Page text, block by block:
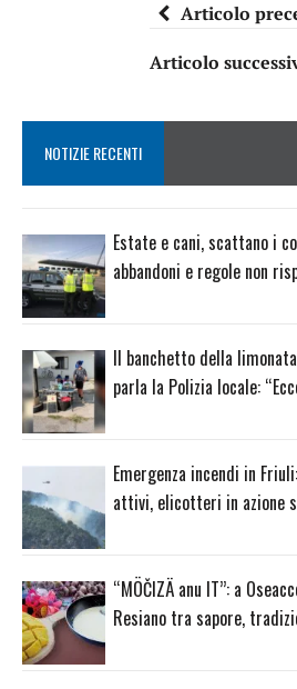
Articolo
Articolo
NOTIZIE RECENTI
Estate e cani, scattano i
abbandoni e regole non
Il banchetto della
parla la Polizia locale:
Emergenza incendi in
attivi, elicotteri in azione
“MÖČIZÄ anu IT”: a
Resiano tra sapore,